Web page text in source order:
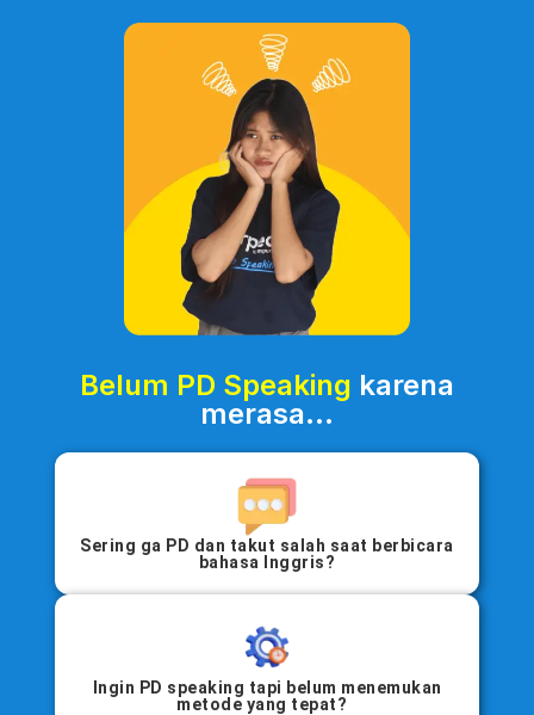
Belum PD Speaking karena
merasa...
Sering ga PD dan takut salah saat berbicara
bahasa Inggris?
Ingin PD speaking tapi belum menemukan
metode yang tepat?